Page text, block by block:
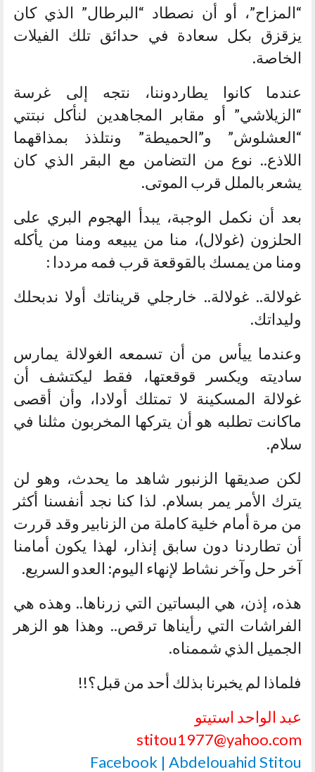
“المزاح”، أو أن نصطاد “البرطال” الذي كان
يزقزق بكل سعادة في حدائق تلك الفيلات
الخاصة.
عندما كانوا يطاردوننا، نتجه إلى غرسة
“الزيلاشي” أو مقابر المجاهدين لنأكل نبتتي
“العشلوش” و”الحميطة” ونتلذذ بمذاقهما
اللاذع.. نوع من التضامن مع البقر الذي كان
يشعر بالملل قرب الموتى.
بعد أن نكمل الوجبة، يبدأ الهجوم البري على
الحلزون (غولال)، منا من يبيعه ومنا من يأكله
ومنا من يمسك بالقوقعة قرب فمه مرددا :
غولالة.. غولالة.. خارجلي قريناتك أولا ندبحلك
وليداتك.
وعندما ييأس من أن تسمعه الغولالة يمارس
ساديته ويكسر قوقعتها، فقط ليكتشف أن
غولالة المسكينة لا تمتلك أولادا، وأن أقصى
ماكانت تطلبه هو أن يتركها المخربون مثلنا في
سلام.
لكن صديقها الزنبور شاهد ما يحدث، وهو لن
يترك الأمر يمر بسلام. لذا كنا نجد أنفسنا أكثر
من مرة أمام خلية كاملة من الزنابير وقد قررت
أن تطاردنا دون سابق إنذار، لهذا يكون أمامنا
آخر حل وآخر نشاط لإنهاء اليوم: العدو السريع.
هذه، إذن، هي البساتين التي زرناها.. وهذه هي
الفراشات التي رأيناها ترقص.. وهذا هو الزهر
الجميل الذي شممناه.
فلماذا لم يخبرنا بذلك أحد من قبل؟!!
عبد الواحد استيتو
stitou1977@yahoo.com
Facebook | Abdelouahid Stitou